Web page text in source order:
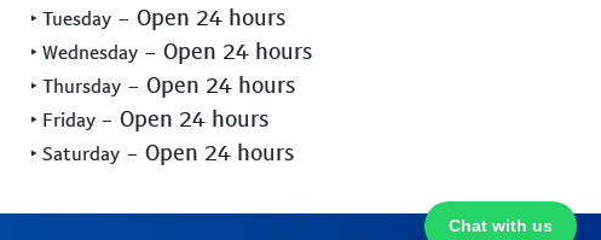
Chat with us
‣ Tuesday - Open 24 hours
‣ Wednesday - Open 24 hours
‣ Thursday - Open 24 hours
‣ Friday - Open 24 hours
‣ Saturday - Open 24 hours